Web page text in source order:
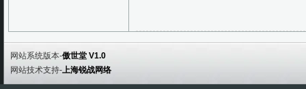
网站系统版本-傲世堂 V1.0
网站技术支持-上海锐战网络